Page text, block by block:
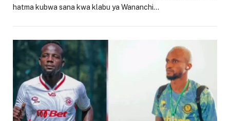
hatma kubwa sana kwa klabu ya Wananchi…